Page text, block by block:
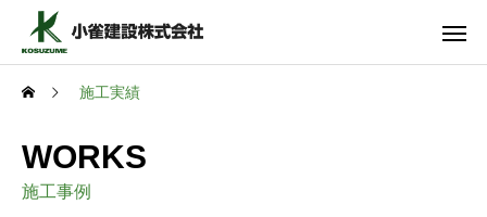
施工実績
WORKS
施工事例